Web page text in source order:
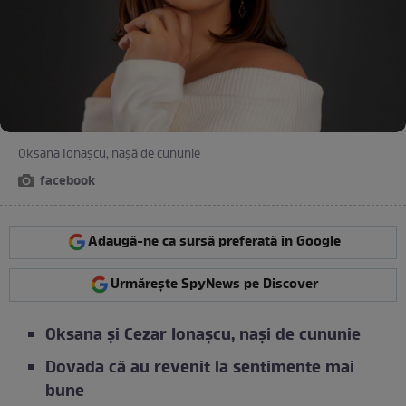
Oksana Ionașcu, nașă de cununie
facebook
Adaugă-ne ca sursă preferată în Google
Urmărește SpyNews pe Discover
Oksana și Cezar Ionașcu, nași de cununie
Dovada că au revenit la sentimente mai
bune